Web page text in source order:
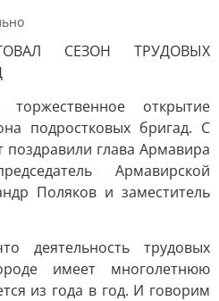
СЕЗОН ТРУДОВЫХ
открытие
подростковых бригад. С
поздравили глава Армавира
Армавирской
Поляков и заместитель
деятельность трудовых
имеет многолетнюю
из года в год. И говорим